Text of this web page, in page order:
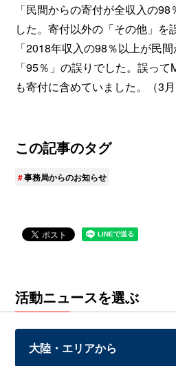
「民間からの寄付が全収入の
した。寄付以外の「その他」を
「2018年収入の98％以上が民
「95％」の誤りでした。誤っ
も寄付に含めていました。（3月
この記事のタグ
事務局からのお知らせ
活動ニュースを選ぶ